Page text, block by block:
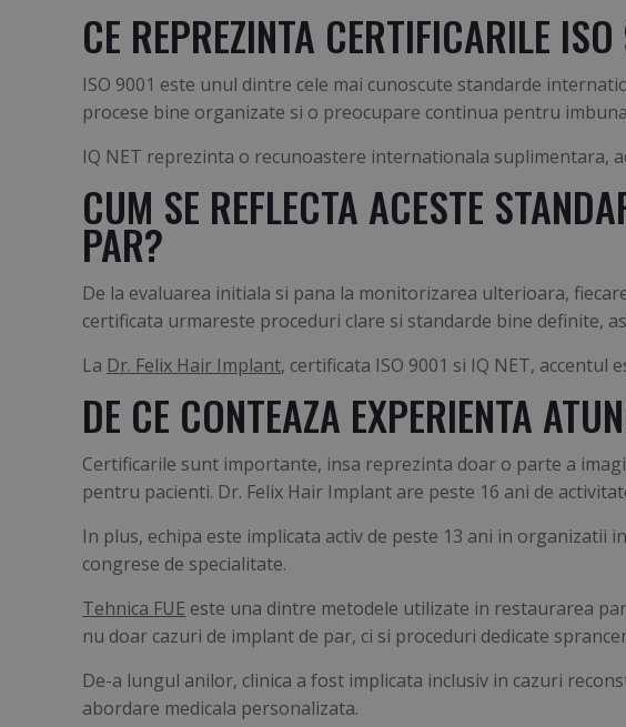
CE REPREZINTA CERTIFICARILE
ISO 9001 este unul dintre cele mai cunoscute standarde
procese bine organizate si o preocupare continua pentru
IQ NET reprezinta o recunoastere internationala suplimentara,
CUM SE REFLECTA ACESTE
PAR?
De la evaluarea initiala si pana la monitorizarea ulterioara,
certificata urmareste proceduri clare si standarde bine definite,
La Dr. Felix Hair Implant, certificata ISO 9001 si IQ NET,
DE CE CONTEAZA EXPERIENTA
Certificarile sunt importante, insa reprezinta doar o parte a
pentru pacienti. Dr. Felix Hair Implant are peste 16 ani de
In plus, echipa este implicata activ de peste 13 ani in organizatii
congrese de specialitate.
Tehnica FUE este una dintre metodele utilizate in restaurarea
nu doar cazuri de implant de par, ci si proceduri dedicate
De-a lungul anilor, clinica a fost implicata inclusiv in cazuri
abordare medicala personalizata.